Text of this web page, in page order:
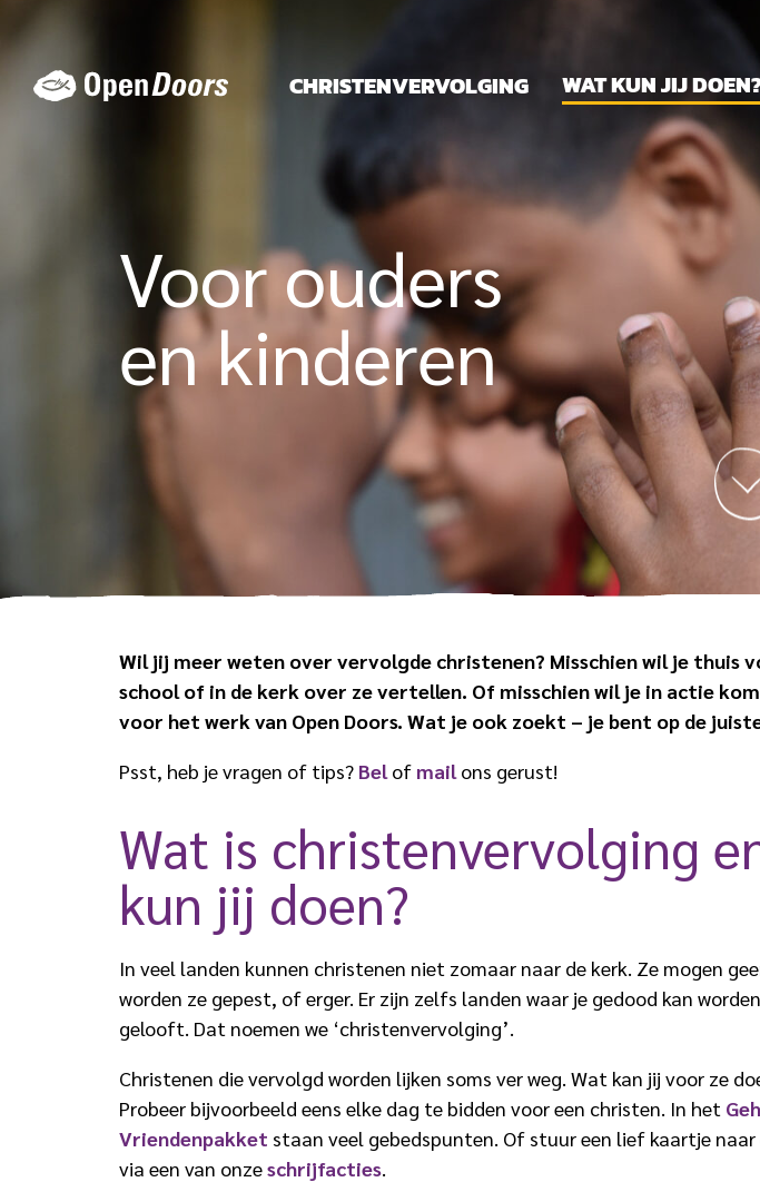
naar
inhoud
CHRISTENVERVOLGING WAT KUN JIJ
Voor ouders
en kinderen
Wil jij meer weten over vervolgde christenen? Misschien wil je thuis
school of in de kerk over ze vertellen. Of misschien wil je in actie
voor het werk van Open Doors. Wat je ook zoekt – je bent op de
Psst, heb je vragen of tips? Belof mailons gerust!
Wat is christen­vervolging
kun jij doen?
In veel landen kunnen christenen niet zomaar naar de kerk. Ze mogen
worden ze gepest, of erger. Er zijn zelfs landen waar je gedood kan
gelooft. Dat noemen we ‘christenvervolging’.
Christenen die vervolgd worden lijken soms ver weg. Wat kan jij voor ze
Probeer bijvoorbeeld eens elke dag te bidden voor een christen. In het
Vriendenpakket staan veel gebedspunten. Of stuur een lief kaartje
via een van onzeschrijfacties.